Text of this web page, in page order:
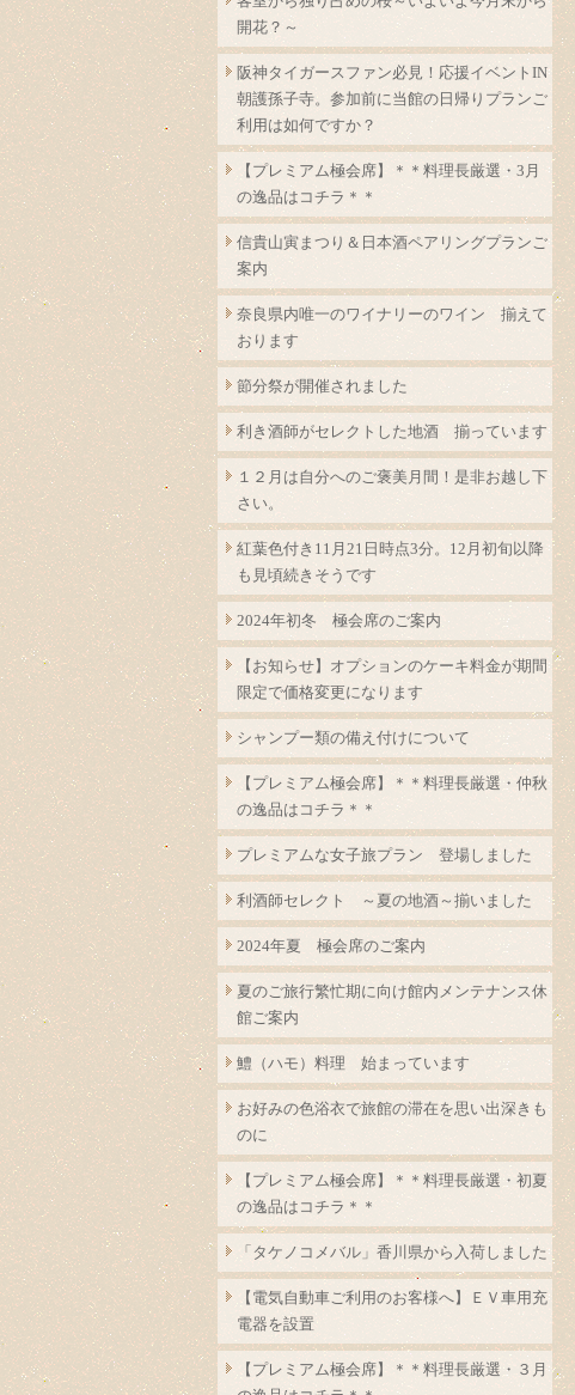
開花？～
阪神タイガースファン必見！応援イベントIN
朝護孫子寺。参加前に当館の日帰りプランご
利用は如何ですか？
【プレミアム極会席】＊＊料理長厳選・3月
の逸品はコチラ＊＊
信貴山寅まつり＆日本酒ペアリングプランご
案内
奈良県内唯一のワイナリーのワイン 揃えて
おります
節分祭が開催されました
利き酒師がセレクトした地酒 揃っています
１２月は自分へのご褒美月間！是非お越し下
さい。
紅葉色付き11月21日時点3分。12月初旬以降
も見頃続きそうです
2024年初冬 極会席のご案内
【お知らせ】オプションのケーキ料金が期間
限定で価格変更になります
シャンプー類の備え付けについて
【プレミアム極会席】＊＊料理長厳選・仲秋
の逸品はコチラ＊＊
プレミアムな女子旅プラン 登場しました
利酒師セレクト ～夏の地酒～揃いました
2024年夏 極会席のご案内
夏のご旅行繁忙期に向け館内メンテナンス休
館ご案内
鱧（ハモ）料理 始まっています
お好みの色浴衣で旅館の滞在を思い出深きも
のに
【プレミアム極会席】＊＊料理長厳選・初夏
の逸品はコチラ＊＊
「タケノコメバル」香川県から入荷しました
【電気自動車ご利用のお客様へ】ＥＶ車用充
電器を設置
【プレミアム極会席】＊＊料理長厳選・３月